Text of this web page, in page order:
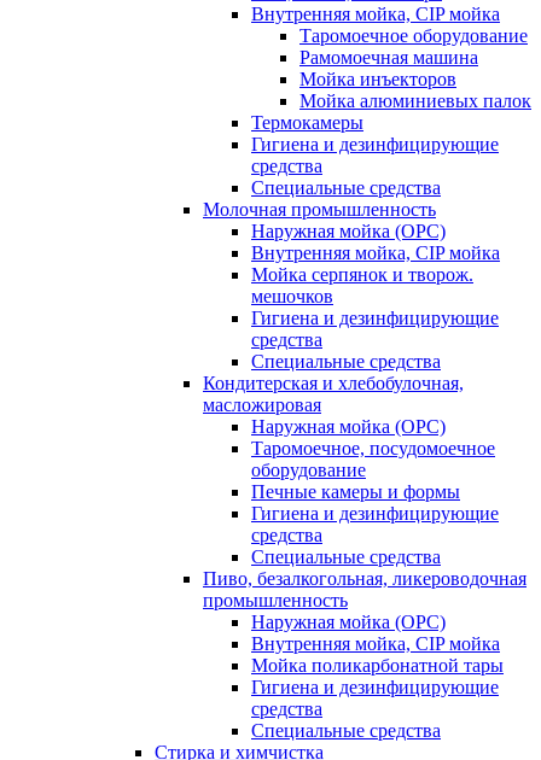
Внутренняя мойка, CIP мойка
Таромоечное оборудование
Рамомоечная машина
Мойка инъекторов
Мойка алюминиевых палок
Термокамеры
Гигиена и дезинфицирующие
средства
Специальные средства
Молочная промышленность
Наружная мойка (ОРС)
Внутренняя мойка, CIP мойка
Мойка серпянок и творож.
мешочков
Гигиена и дезинфицирующие
средства
Специальные средства
Кондитерская и хлебобулочная,
масложировая
Наружная мойка (ОРС)
Таромоечное, посудомоечное
оборудование
Печные камеры и формы
Гигиена и дезинфицирующие
средства
Специальные средства
Пиво, безалкогольная, ликероводочная
промышленность
Наружная мойка (ОРС)
Внутренняя мойка, CIP мойка
Мойка поликарбонатной тары
Гигиена и дезинфицирующие
средства
Специальные средства
Стирка и химчистка